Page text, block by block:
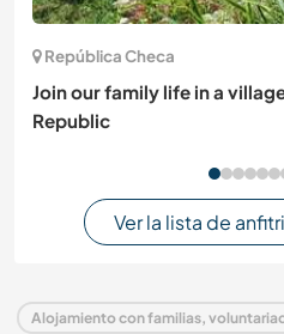
República Checa
Join our family life in a
Republic
Ver la lista de